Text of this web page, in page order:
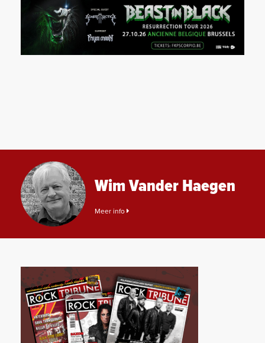
Wim Vander Haegen
Meer info